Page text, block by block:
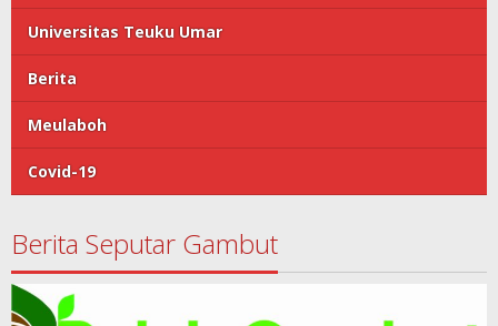
Universitas Teuku Umar
Berita
Meulaboh
Covid-19
Berita Seputar Gambut